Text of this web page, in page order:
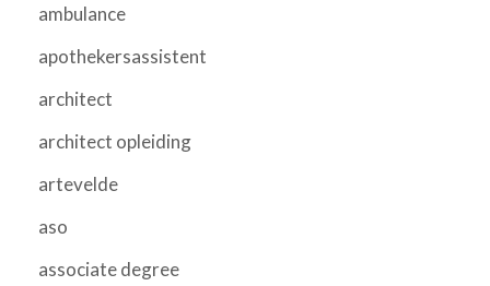
ambulance
apothekersassistent
architect
architect opleiding
artevelde
aso
associate degree